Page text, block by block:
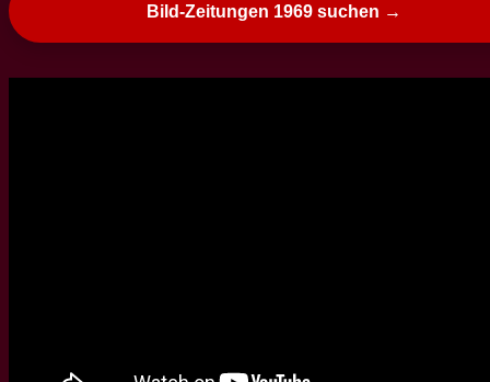
Bild-Zeitungen 1969 suchen →